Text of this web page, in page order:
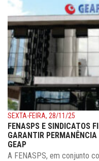
SEXTA-FEIRA, 28/11/25
FENASPS E SINDICATOS
GARANTIR
GEAP
A FENASPS, em conjunto